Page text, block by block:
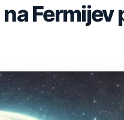
Fermijev